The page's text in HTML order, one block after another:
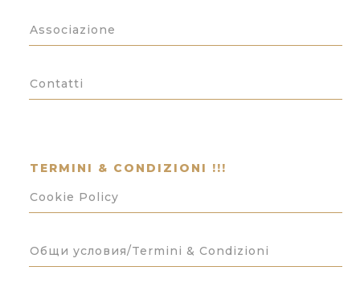
Associazione
Contatti
TERMINI & CONDIZIONI !!!
Cookie Policy
Общи условия/Termini & Condizioni